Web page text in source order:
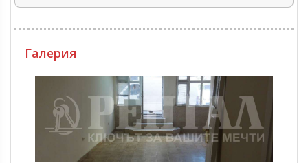
Галерия